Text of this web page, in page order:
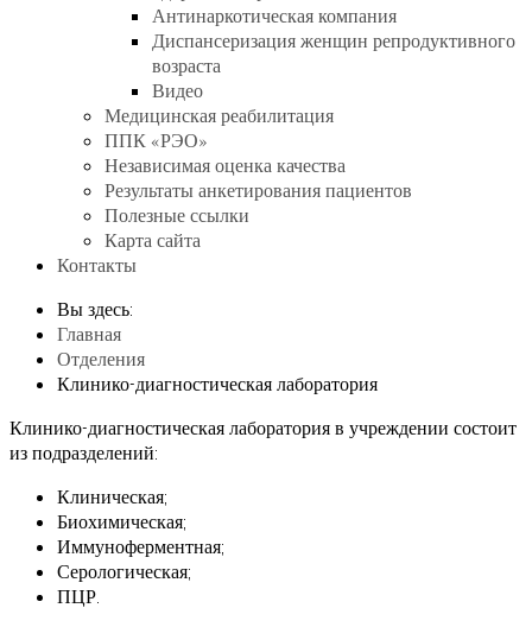
Антинаркотическая компания
Диспансеризация женщин репродуктивного
возраста
Видео
Медицинская реабилитация
ППК «РЭО»
Независимая оценка качества
Результаты анкетирования пациентов
Полезные ссылки
Карта сайта
Контакты
Вы здесь:
Главная
Отделения
Клинико-диагностическая лаборатория
Клинико-диагностическая лаборатория в учреждении состоит
из подразделений:
Клиническая;
Биохимическая;
Иммуноферментная;
Серологическая;
ПЦР.